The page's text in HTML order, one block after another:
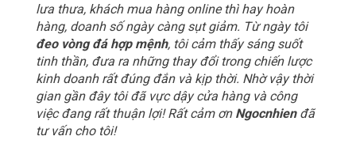
lưa thưa, khách mua hàng online thì hay hoàn
hàng, doanh số ngày càng sụt giảm. Từ ngày tôi
đeo vòng đá hợp mệnh, tôi cảm thấy sáng suốt
tinh thần, đưa ra những thay đổi trong chiến lược
kinh doanh rất đúng đắn và kịp thời. Nhờ vậy thời
gian gần đây tôi đã vực dậy cửa hàng và công
việc đang rất thuận lợi! Rất cảm ơn Ngocnhienđã
tư vấn cho tôi!